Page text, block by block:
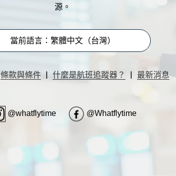
源。
當前語言：繁體中文（台灣）
條款與條件 | 什麼是航班追蹤器？ | 最新消息
@whatflytime @Whatflytime